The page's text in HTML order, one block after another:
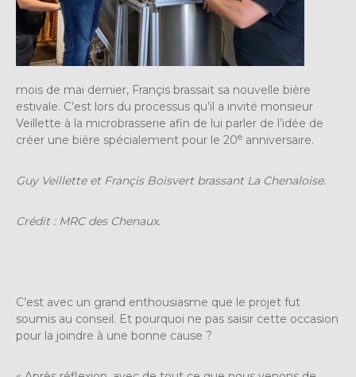
mois de mai dernier, Françis brassait sa nouvelle bière
estivale. C’est lors du processus qu’il a invité monsieur
Veillette à la microbrasserie afin de lui parler de l’idée de
créer une bière spécialement pour le 20e anniversaire.
Guy Veillette et Françis Boisvert brassant La Chenaloise.
Crédit : MRC des Chenaux.
C’est avec un grand enthousiasme que le projet fut
soumis au conseil. Et pourquoi ne pas saisir cette occasion
pour la joindre à une bonne cause ?